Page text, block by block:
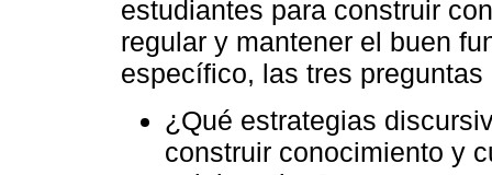
estudiantes para construir
regular y mantener el buen
específico, las tres
¿Qué estrategias
construir conocimiento y